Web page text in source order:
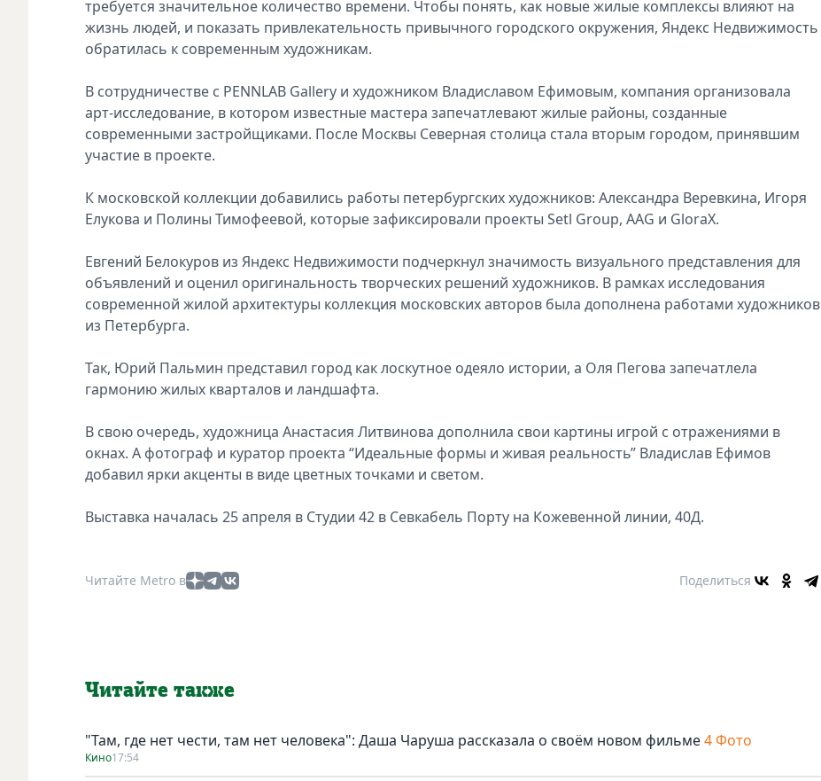
требуется значительное количество времени. Чтобы понять, как новые жилые комплексы влияют на
жизнь людей, и показать привлекательность привычного городского окружения, Яндекс Недвижимость
обратилась к современным художникам.
В сотрудничестве с PENNLAB Gallery и художником Владиславом Ефимовым, компания организовала
арт-исследование, в котором известные мастера запечатлевают жилые районы, созданные
современными застройщиками. После Москвы Северная столица стала вторым городом, принявшим
участие в проекте.
К московской коллекции добавились работы петербургских художников: Александра Веревкина, Игоря
Елукова и Полины Тимофеевой, которые зафиксировали проекты Setl Group, AAG и GloraX.
Евгений Белокуров из Яндекс Недвижимости подчеркнул значимость визуального представления для
объявлений и оценил оригинальность творческих решений художников. В рамках исследования
современной жилой архитектуры коллекция московских авторов была дополнена работами художников
из Петербурга.
Так, Юрий Пальмин представил город как лоскутное одеяло истории, а Оля Пегова запечатлела
гармонию жилых кварталов и ландшафта.
В свою очередь, художница Анастасия Литвинова дополнила свои картины игрой с отражениями в
окнах. А фотограф и куратор проекта “Идеальные формы и живая реальность” Владислав Ефимов
добавил ярки акценты в виде цветных точками и светом.
Выставка началась 25 апреля в Студии 42 в Севкабель Порту на Кожевенной линии, 40Д.
Читайте Metro в Поделиться
Читайте также
"Там, где нет чести, там нет человека": Даша Чаруша рассказала о своём новом фильме4 Фото
Кино17:54